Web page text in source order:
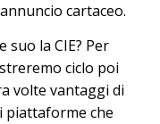
cartaceo.
la CIE? Per
ciclo poi
volte vantaggi di
piattaforme che